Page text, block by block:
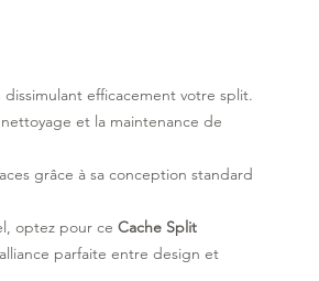
efficacement votre split.
et la maintenance de
grâce à sa conception standard
optez pour ce Cache Split
parfaite entre design et